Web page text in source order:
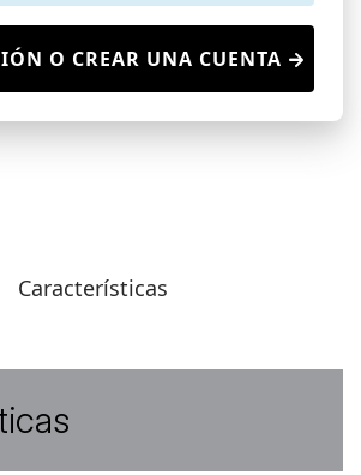
O CREAR UNA CUENTA
Características